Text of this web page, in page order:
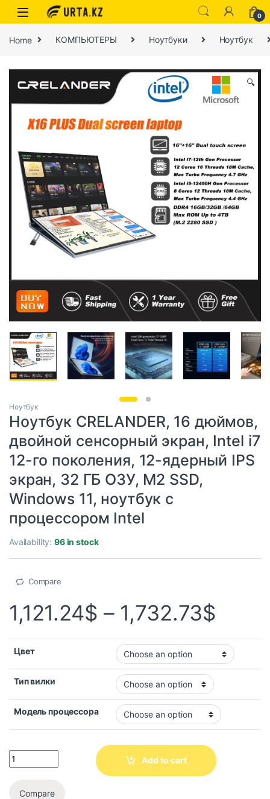
0
Home КОМПЬЮТЕРЫ Ноутбуки Ноутбук
🔍
Ноутбук
Ноутбук CRELANDER, 16 дюймов,
двойной сенсорный экран, Intel i7
12-го поколения, 12-ядерный IPS
экран, 32 ГБ ОЗУ, M2 SSD,
Windows 11, ноутбук с
процессором Intel
Availability:96 in stock
Compare
1,121.24$ – 1,732.73$
Цвет
Тип вилки
Модель процессора
Add to cart
Compare